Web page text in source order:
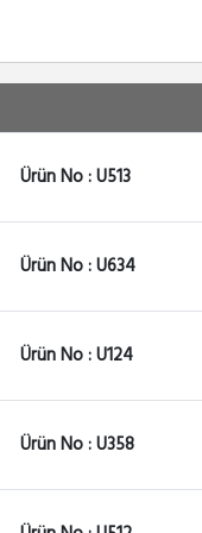
Ürün No : U513
Ürün No : U634
Ürün No : U124
Ürün No : U358